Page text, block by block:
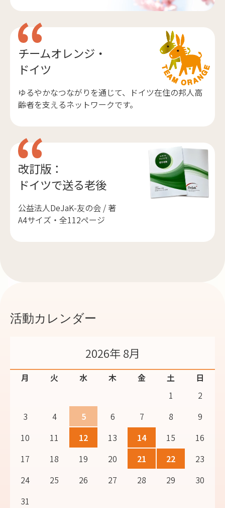
チームオレンジ・
ドイツ
ゆるやかなつながりを通じて、ドイツ在住の邦人高
齢者を支えるネットワークです。
改訂版：
ドイツで送る老後
公益法人DeJaK-友の会 / 著
A4サイズ・全112ページ
活動カレンダー
2026年 8月
月 火 水 木 金 土
日
1
2
3
4 5 6 7 8
9
10
11 12 13 14 15
16
17
18 19 20 21 22
23
24
25 26 27 28 29
30
31